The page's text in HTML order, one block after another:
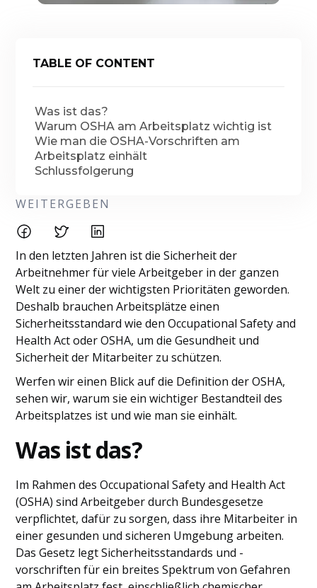
TABLE OF CONTENT
Was ist das?
Warum OSHA am Arbeitsplatz wichtig ist
Wie man die OSHA-Vorschriften am
Arbeitsplatz einhält
Schlussfolgerung
WEITERGEBEN
In den letzten Jahren ist die Sicherheit der
Arbeitnehmer für viele Arbeitgeber in der ganzen
Welt zu einer der wichtigsten Prioritäten geworden.
Deshalb brauchen Arbeitsplätze einen
Sicherheitsstandard wie den Occupational Safety and
Health Act oder OSHA, um die Gesundheit und
Sicherheit der Mitarbeiter zu schützen.
Werfen wir einen Blick auf die Definition der OSHA,
sehen wir, warum sie ein wichtiger Bestandteil des
Arbeitsplatzes ist und wie man sie einhält.
Was ist das?
Im Rahmen des Occupational Safety and Health Act
(OSHA) sind Arbeitgeber durch Bundesgesetze
verpflichtet, dafür zu sorgen, dass ihre Mitarbeiter in
einer gesunden und sicheren Umgebung arbeiten.
Das Gesetz legt Sicherheitsstandards und -
vorschriften für ein breites Spektrum von Gefahren